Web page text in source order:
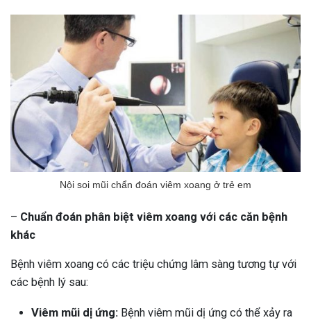
Nội soi mũi chẩn đoán viêm xoang ở trẻ em
– Chuẩn đoán phân biệt viêm xoang với các căn bệnh
khác
Bệnh viêm xoang có các triệu chứng lâm sàng tương tự với
các bệnh lý sau:
Viêm mũi dị ứng: Bệnh viêm mũi dị ứng có thể xảy ra